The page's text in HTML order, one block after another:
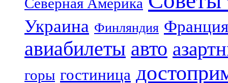
Украина Финляндия Франция
авиабилеты авто
горы гостиница